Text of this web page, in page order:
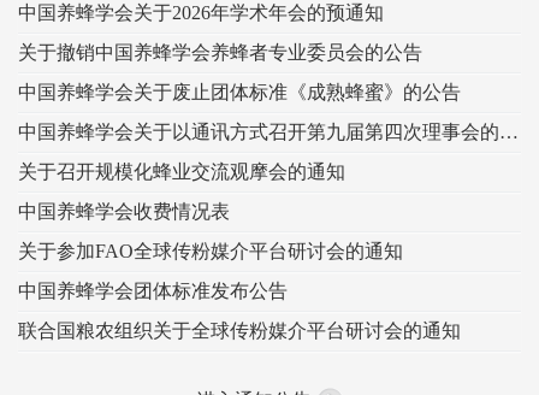
中国养蜂学会关于2026年学术年会的预通知
关于撤销中国养蜂学会养蜂者专业委员会的公告
中国养蜂学会关于废止团体标准《成熟蜂蜜》的公告
中国养蜂学会关于以通讯方式召开第九届第四次理事会的通知
关于召开规模化蜂业交流观摩会的通知
中国养蜂学会收费情况表
关于参加FAO全球传粉媒介平台研讨会的通知
中国养蜂学会团体标准发布公告
联合国粮农组织关于全球传粉媒介平台研讨会的通知